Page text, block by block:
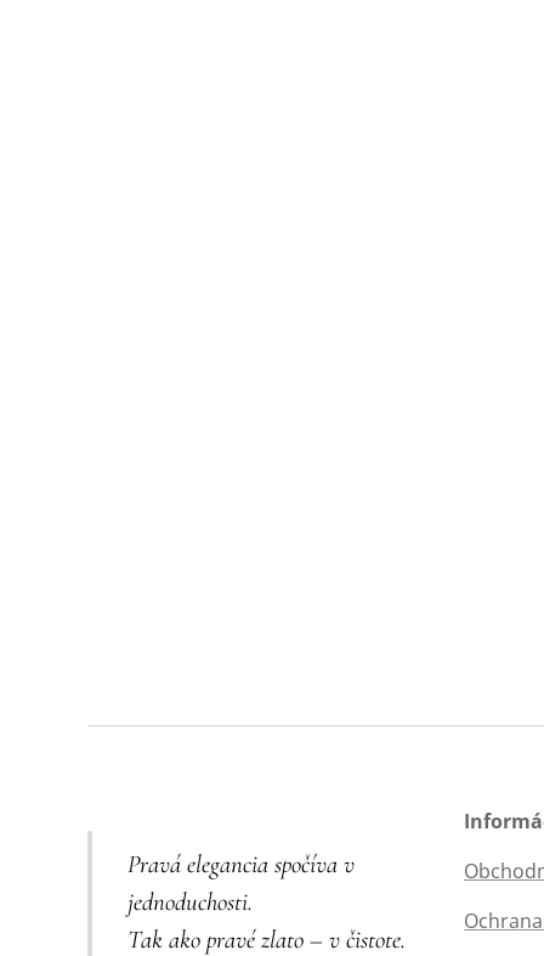
Pravá elegancia spočíva v
jednoduchosti.
Tak ako pravé zlato – v čistote.